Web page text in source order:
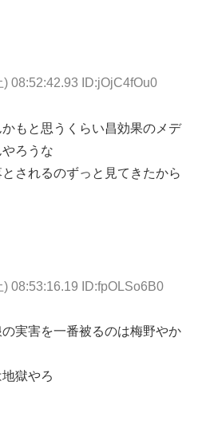
) 08:52:42.93 ID:jOjC4fOu0
もと思うくらい昌効果のメデ
ろうな
されるのずっと見てきたから
) 08:53:16.19 ID:fpOLSo6B0
実害を一番被るのは梅野やか
獄やろ